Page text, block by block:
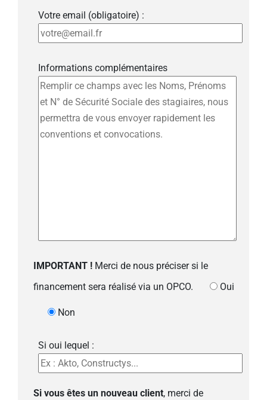
Votre email (obligatoire) :
Informations complémentaires
IMPORTANT ! Merci de nous préciser si le
financement sera réalisé via un OPCO.
Oui
Non
Si oui lequel :
Si vous êtes un nouveau client, merci de